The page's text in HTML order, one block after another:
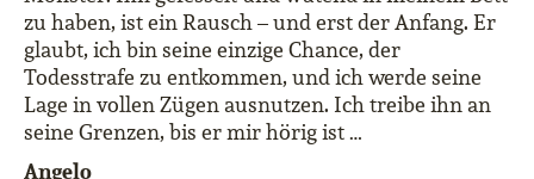
zu haben, ist ein Rausch – und erst der Anfang. Er
glaubt, ich bin seine einzige Chance, der
Todesstrafe zu entkommen, und ich werde seine
Lage in vollen Zügen ausnutzen. Ich treibe ihn an
seine Grenzen, bis er mir hörig ist …
Angelo